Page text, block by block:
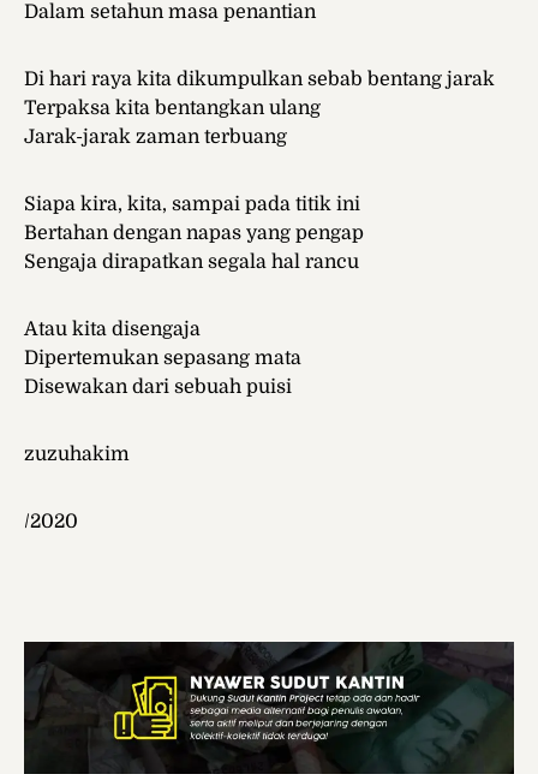
Dalam setahun masa penantian
Di hari raya kita dikumpulkan sebab bentang jarak
Terpaksa kita bentangkan ulang
Jarak-jarak zaman terbuang
Siapa kira, kita, sampai pada titik ini
Bertahan dengan napas yang pengap
Sengaja dirapatkan segala hal rancu
Atau kita disengaja
Dipertemukan sepasang mata
Disewakan dari sebuah puisi
zuzuhakim
/2020